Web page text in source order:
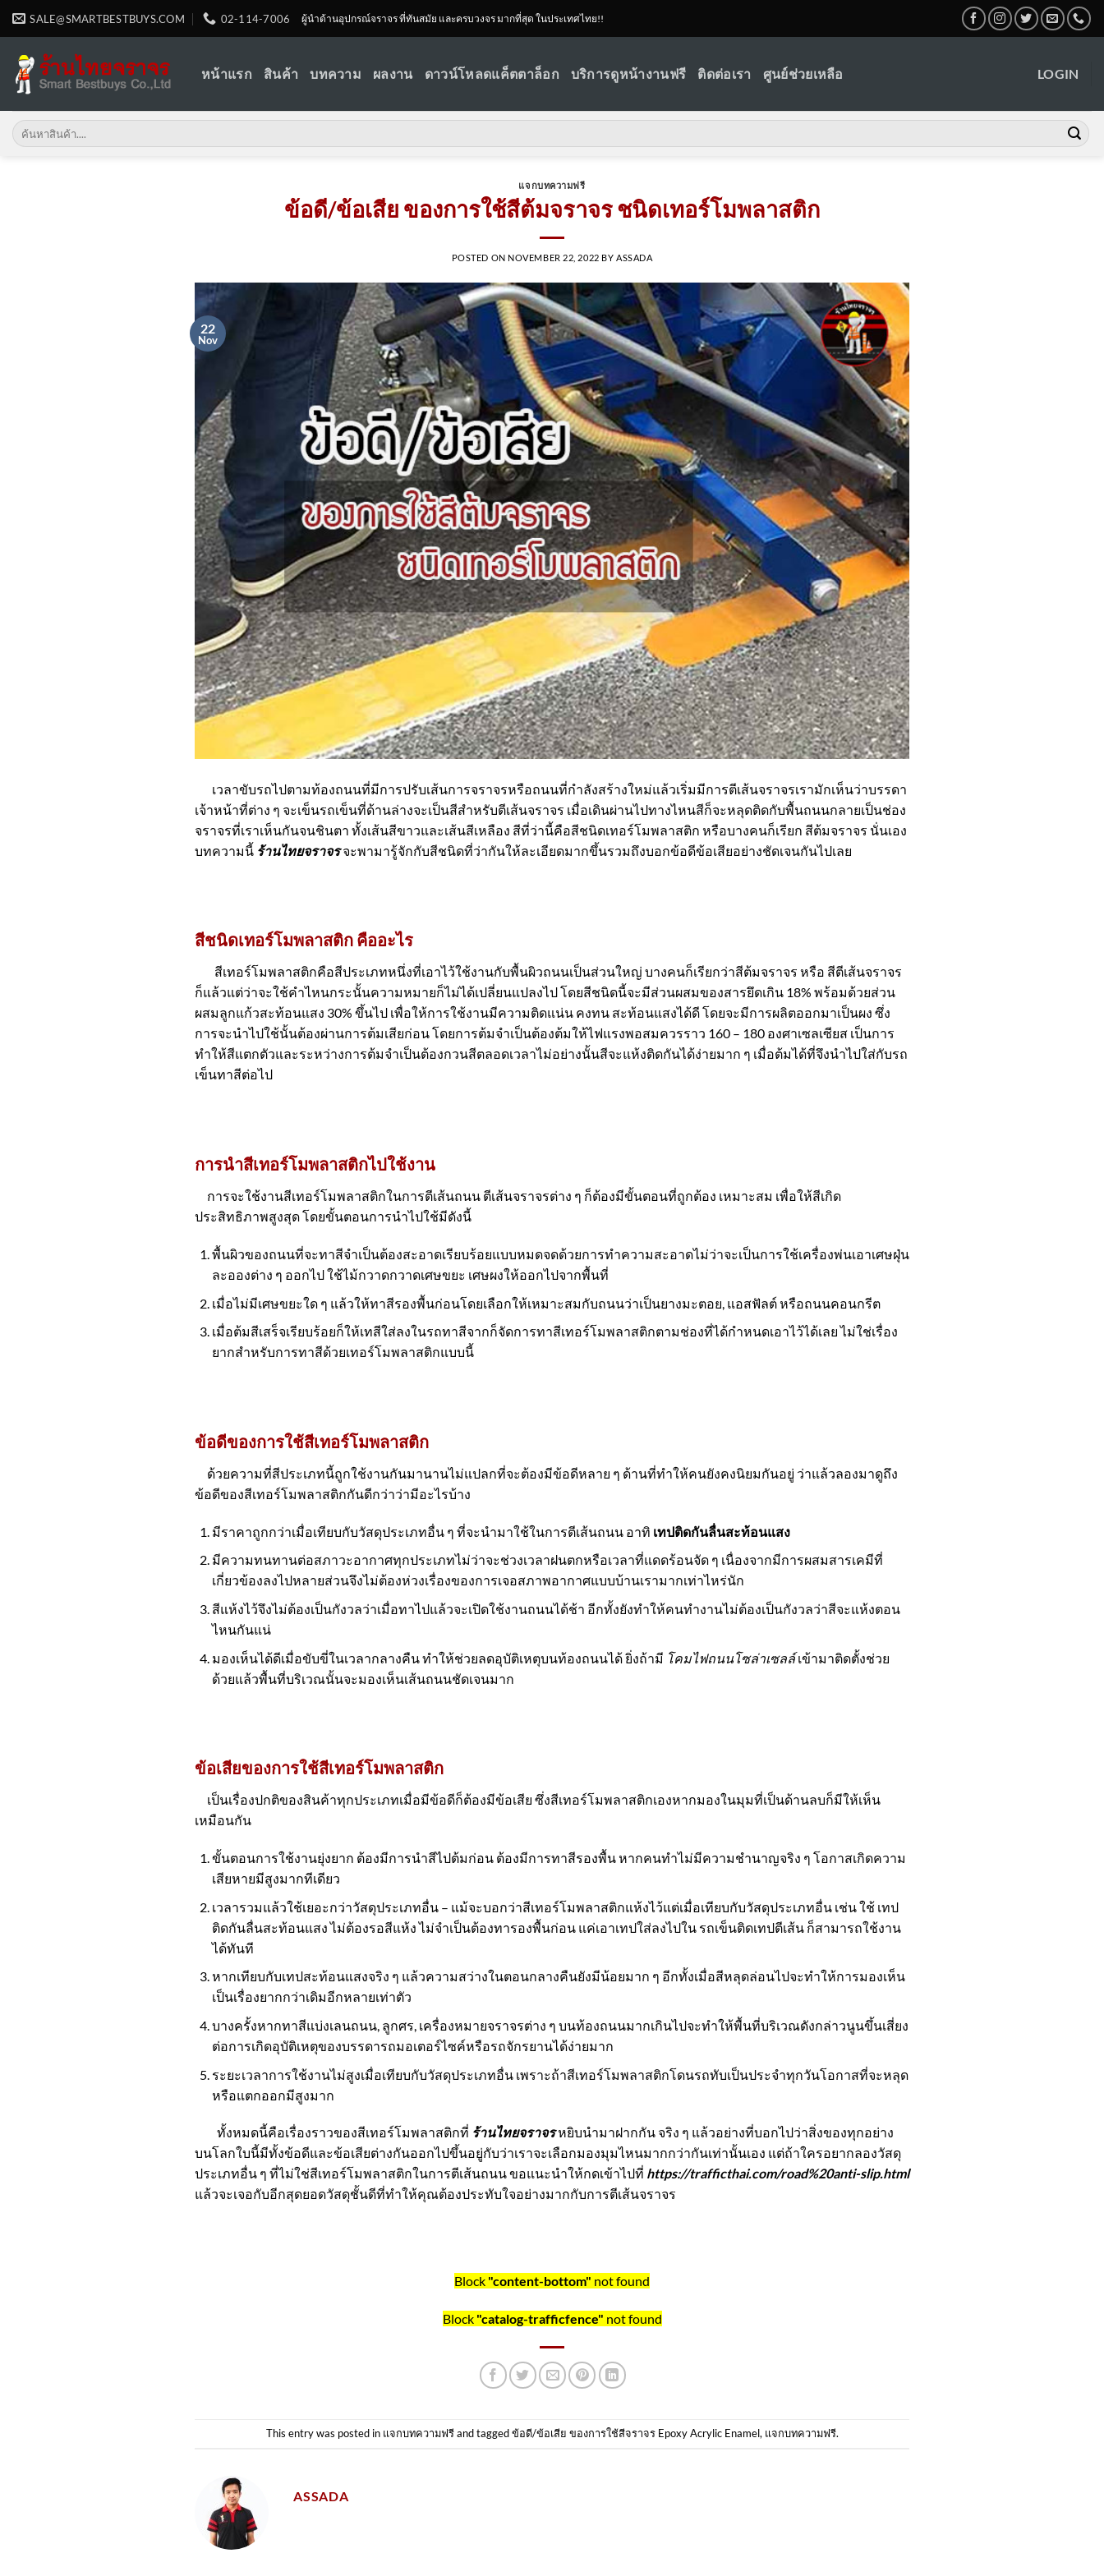
Skip
SALE@SMARTBESTBUYS.COM 02-114-7006 ผู้นำด้านอุปกรณ์จราจร ที่ทันสมัย และครบวงจร มากที่สุด ในประเทศไทย!!
หน้าแรก สินค้า บทความ ผลงาน ดาวน์โหลดแค็ตตาล็อก บริการดูหน้างานฟรี ติดต่อเรา ศูนย์ช่วยเหลือ LOGIN
Search
for:
แจกบทความฟรี
ข้อดี/ข้อเสีย ของการใช้สีต้มจราจร ชนิดเทอร์โมพลาสติก
POSTED ON NOVEMBER 22, 2022 BY ASSADA
22
Nov
เวลาขับรถไปตามท้องถนนที่มีการปรับเส้นการจราจรหรือถนนที่กำลังสร้างใหม่แล้วเริ่มมีการตีเส้นจราจรเรามักเห็นว่าบรรดา
เจ้าหน้าที่ต่าง ๆ จะเข็นรถเข็นที่ด้านล่างจะเป็นสีสำหรับตีเส้นจราจร เมื่อเดินผ่านไปทางไหนสีก็จะหลุดติดกับพื้นถนนกลายเป็นช่อง
จราจรที่เราเห็นกันจนชินตา ทั้งเส้นสีขาวและเส้นสีเหลือง สีที่ว่านี้คือสีชนิดเทอร์โมพลาสติก หรือบางคนก็เรียก สีต้มจราจร นั่นเอง
บทความนี้ ร้านไทยจราจรจะพามารู้จักกับสีชนิดที่ว่ากันให้ละเอียดมากขึ้นรวมถึงบอกข้อดีข้อเสียอย่างชัดเจนกันไปเลย
สีชนิดเทอร์โมพลาสติก คืออะไร
สีเทอร์โมพลาสติกคือสีประเภทหนึ่งที่เอาไว้ใช้งานกับพื้นผิวถนนเป็นส่วนใหญ่ บางคนก็เรียกว่าสีต้มจราจร หรือ สีตีเส้นจราจร
ก็แล้วแต่ว่าจะใช้คำไหนกระนั้นความหมายก็ไม่ได้เปลี่ยนแปลงไป โดยสีชนิดนี้จะมีส่วนผสมของสารยึดเกิน 18% พร้อมด้วยส่วน
ผสมลูกแก้วสะท้อนแสง 30% ขึ้นไป เพื่อให้การใช้งานมีความติดแน่น คงทน สะท้อนแสงได้ดี โดยจะมีการผลิตออกมาเป็นผง ซึ่ง
การจะนำไปใช้นั้นต้องผ่านการต้มเสียก่อน โดยการต้มจำเป็นต้องต้มให้ไฟแรงพอสมควรราว 160 – 180 องศาเซลเซียส เป็นการ
ทำให้สีแตกตัวและระหว่างการต้มจำเป็นต้องกวนสีตลอดเวลาไม่อย่างนั้นสีจะแห้งติดกันได้ง่ายมาก ๆ เมื่อต้มได้ที่จึงนำไปใส่กับรถ
เข็นทาสีต่อไป
การนำสีเทอร์โมพลาสติกไปใช้งาน
การจะใช้งานสีเทอร์โมพลาสติกในการตีเส้นถนน ตีเส้นจราจรต่าง ๆ ก็ต้องมีขั้นตอนที่ถูกต้อง เหมาะสม เพื่อให้สีเกิด
ประสิทธิภาพสูงสุด โดยขั้นตอนการนำไปใช้มีดังนี้
พื้นผิวของถนนที่จะทาสีจำเป็นต้องสะอาดเรียบร้อยแบบหมดจดด้วยการทำความสะอาดไม่ว่าจะเป็นการใช้เครื่องพ่นเอาเศษฝุ่น
ละอองต่าง ๆ ออกไป ใช้ไม้กวาดกวาดเศษขยะ เศษผงให้ออกไปจากพื้นที่
เมื่อไม่มีเศษขยะใด ๆ แล้วให้ทาสีรองพื้นก่อนโดยเลือกให้เหมาะสมกับถนนว่าเป็นยางมะตอย, แอสฟัลต์ หรือถนนคอนกรีต
เมื่อต้มสีเสร็จเรียบร้อยก็ให้เทสีใส่ลงในรถทาสีจากก็จัดการทาสีเทอร์โมพลาสติกตามช่องที่ได้กำหนดเอาไว้ได้เลย ไม่ใช่เรื่อง
ยากสำหรับการทาสีด้วยเทอร์โมพลาสติกแบบนี้
ข้อดีของการใช้สีเทอร์โมพลาสติก
ด้วยความที่สีประเภทนี้ถูกใช้งานกันมานานไม่แปลกที่จะต้องมีข้อดีหลาย ๆ ด้านที่ทำให้คนยังคงนิยมกันอยู่ ว่าแล้วลองมาดูถึง
ข้อดีของสีเทอร์โมพลาสติกกันดีกว่าว่ามีอะไรบ้าง
มีราคาถูกกว่าเมื่อเทียบกับวัสดุประเภทอื่น ๆ ที่จะนำมาใช้ในการตีเส้นถนน อาทิ เทปติดกันลื่นสะท้อนแสง
มีความทนทานต่อสภาวะอากาศทุกประเภทไม่ว่าจะช่วงเวลาฝนตกหรือเวลาที่แดดร้อนจัด ๆ เนื่องจากมีการผสมสารเคมีที่
เกี่ยวข้องลงไปหลายส่วนจึงไม่ต้องห่วงเรื่องของการเจอสภาพอากาศแบบบ้านเรามากเท่าไหร่นัก
สีแห้งไว้จึงไม่ต้องเป็นกังวลว่าเมื่อทาไปแล้วจะเปิดใช้งานถนนได้ช้า อีกทั้งยังทำให้คนทำงานไม่ต้องเป็นกังวลว่าสีจะแห้งตอน
ไหนกันแน่
มองเห็นได้ดีเมื่อขับขี่ในเวลากลางคืน ทำให้ช่วยลดอุบัติเหตุบนท้องถนนได้ ยิ่งถ้ามี โคมไฟถนนโซล่าเซลล์เข้ามาติดตั้งช่วย
ด้วยแล้วพื้นที่บริเวณนั้นจะมองเห็นเส้นถนนชัดเจนมาก
ข้อเสียของการใช้สีเทอร์โมพลาสติก
เป็นเรื่องปกติของสินค้าทุกประเภทเมื่อมีข้อดีก็ต้องมีข้อเสีย ซึ่งสีเทอร์โมพลาสติกเองหากมองในมุมที่เป็นด้านลบก็มีให้เห็น
เหมือนกัน
ขั้นตอนการใช้งานยุ่งยาก ต้องมีการนำสีไปต้มก่อน ต้องมีการทาสีรองพื้น หากคนทำไม่มีความชำนาญจริง ๆ โอกาสเกิดความ
เสียหายมีสูงมากทีเดียว
เวลารวมแล้วใช้เยอะกว่าวัสดุประเภทอื่น – แม้จะบอกว่าสีเทอร์โมพลาสติกแห้งไว้แต่เมื่อเทียบกับวัสดุประเภทอื่น เช่น ใช้ เทป
ติดกันลื่นสะท้อนแสงไม่ต้องรอสีแห้ง ไม่จำเป็นต้องทารองพื้นก่อน แค่เอาเทปใส่ลงไปใน รถเข็นติดเทปตีเส้นก็สามารถใช้งาน
ได้ทันที
หากเทียบกับเทปสะท้อนแสงจริง ๆ แล้วความสว่างในตอนกลางคืนยังมีน้อยมาก ๆ อีกทั้งเมื่อสีหลุดล่อนไปจะทำให้การมองเห็น
เป็นเรื่องยากกว่าเดิมอีกหลายเท่าตัว
บางครั้งหากทาสีแบ่งเลนถนน, ลูกศร, เครื่องหมายจราจรต่าง ๆ บนท้องถนนมากเกินไปจะทำให้พื้นที่บริเวณดังกล่าวนูนขึ้นเสี่ยง
ต่อการเกิดอุบัติเหตุของบรรดารถมอเตอร์ไซค์หรือรถจักรยานได้ง่ายมาก
ระยะเวลาการใช้งานไม่สูงเมื่อเทียบกับวัสดุประเภทอื่น เพราะถ้าสีเทอร์โมพลาสติกโดนรถทับเป็นประจำทุกวันโอกาสที่จะหลุด
หรือแตกออกมีสูงมาก
ทั้งหมดนี้คือเรื่องราวของสีเทอร์โมพลาสติกที่ ร้านไทยจราจรหยิบนำมาฝากกัน จริง ๆ แล้วอย่างที่บอกไปว่าสิ่งของทุกอย่าง
บนโลกใบนี้มีทั้งข้อดีและข้อเสียต่างกันออกไปขึ้นอยู่กับว่าเราจะเลือกมองมุมไหนมากกว่ากันเท่านั้นเอง แต่ถ้าใครอยากลองวัสดุ
ประเภทอื่น ๆ ที่ไม่ใช่สีเทอร์โมพลาสติกในการตีเส้นถนน ขอแนะนำให้กดเข้าไปที่ https://trafficthai.com/road%20anti-slip.html
แล้วจะเจอกับอีกสุดยอดวัสดุชั้นดีที่ทำให้คุณต้องประทับใจอย่างมากกับการตีเส้นจราจร
Block "content-bottom" not found
Block "catalog-trafficfence" not found
This entry was posted in แจกบทความฟรีand taggedข้อดี/ข้อเสีย ของการใช้สีจราจร Epoxy Acrylic Enamel, แจกบทความฟรี.
ASSADA